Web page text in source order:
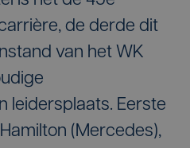
de derde dit
van het WK
leidersplaats. Eerste
(Mercedes),